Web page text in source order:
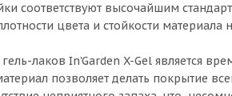
соответствуют высочайшим
цвета и стойкости материала
лаков In'Garden X-Gel является
позволяет делать покрытие